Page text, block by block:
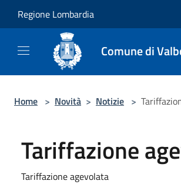
Regione Lombardia
Comune di
Home > Novità > Notizie >
Tariffazione
Tariffazione agevolata